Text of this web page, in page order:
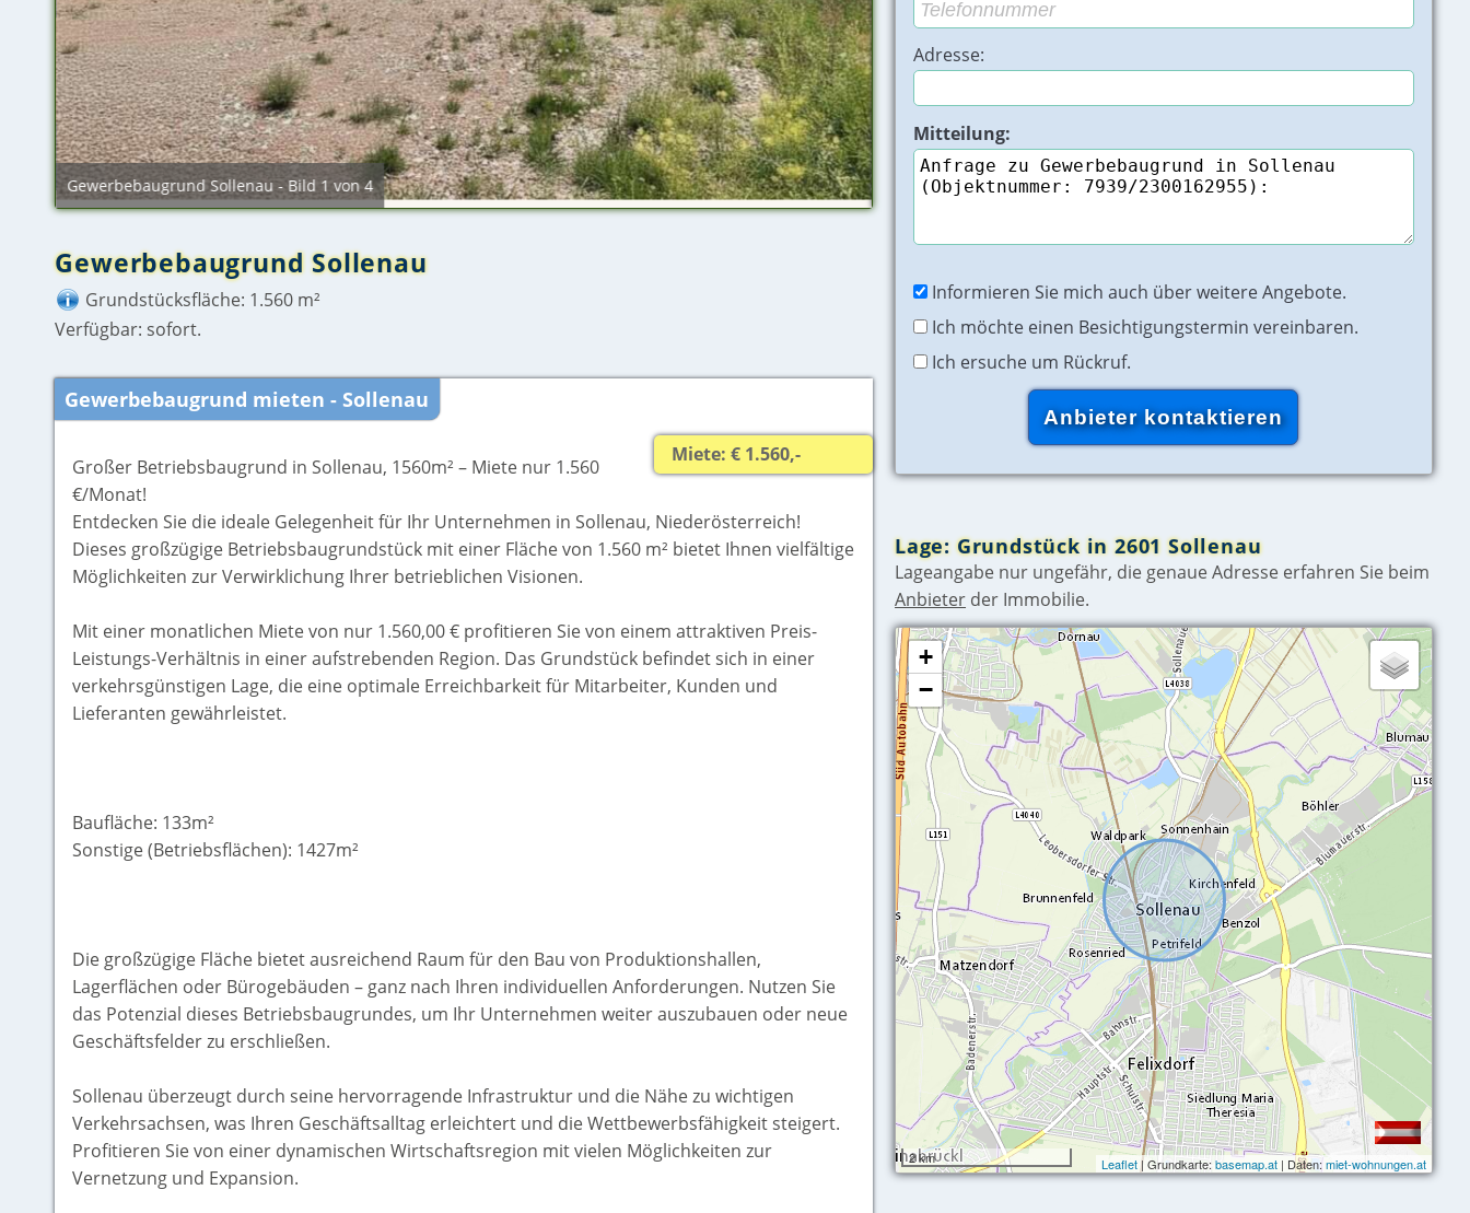
Gewerbebaugrund Sollenau - Bild 1 von 4 Grundstück - Bild 2 von 4
Gewerbebaugrund Sollenau
Grundstücksfläche: 1.560 m²
Verfügbar: sofort.
Gewerbebaugrund mieten - Sollenau
Miete: € 1.560,-
Großer Betriebsbaugrund in Sollenau, 1560m² – Miete nur 1.560
€/Monat!
Entdecken Sie die ideale Gelegenheit für Ihr Unternehmen in Sollenau, Niederösterreich!
Dieses großzügige Betriebsbaugrundstück mit einer Fläche von 1.560 m² bietet Ihnen vielfältige
Möglichkeiten zur Verwirklichung Ihrer betrieblichen Visionen.
Mit einer monatlichen Miete von nur 1.560,00 € profitieren Sie von einem attraktiven Preis-
Leistungs-Verhältnis in einer aufstrebenden Region. Das Grundstück befindet sich in einer
verkehrsgünstigen Lage, die eine optimale Erreichbarkeit für Mitarbeiter, Kunden und
Lieferanten gewährleistet.
Baufläche: 133m²
Sonstige (Betriebsflächen): 1427m²
Die großzügige Fläche bietet ausreichend Raum für den Bau von Produktionshallen,
Lagerflächen oder Bürogebäuden – ganz nach Ihren individuellen Anforderungen. Nutzen Sie
das Potenzial dieses Betriebsbaugrundes, um Ihr Unternehmen weiter auszubauen oder neue
Geschäftsfelder zu erschließen.
Sollenau überzeugt durch seine hervorragende Infrastruktur und die Nähe zu wichtigen
Verkehrsachsen, was Ihren Geschäftsalltag erleichtert und die Wettbewerbsfähigkeit steigert.
Profitieren Sie von einer dynamischen Wirtschaftsregion mit vielen Möglichkeiten zur
Vernetzung und Expansion.
Adresse:
Mitteilung:
Informieren Sie mich auch über weitere Angebote.
Ich möchte einen Besichtigungstermin vereinbaren.
Ich ersuche um Rückruf.
Lage: Grundstück in 2601 Sollenau
Lageangabe nur ungefähr, die genaue Adresse erfahren Sie beim
Anbieter der Immobilie.
+
−
2 km Leaflet| Grundkarte:basemap.at| Daten:miet-wohnungen.at